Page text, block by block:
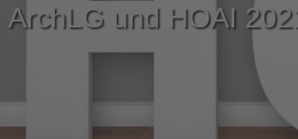
ArchLG und HOAI